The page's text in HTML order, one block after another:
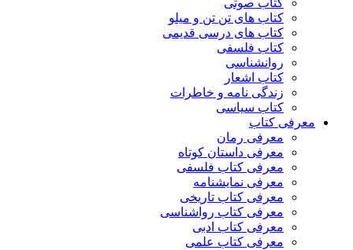
کتاب صوتی
کتاب های تن تن و میلو
کتاب های درسی قدیمی
کتاب فلسفی
روانشناسی
کتاب اشعار
زندگی نامه و خاطرات
کتاب سیاسی
معرفی کتاب
معرفی رمان
معرفی داستان کوتاه
معرفی کتاب فلسفی
معرفی نمایشنامه
معرفی کتاب تاریخی
معرفی کتاب رواشناسی
معرفی کتاب ادبی
معرفی کتاب علمی